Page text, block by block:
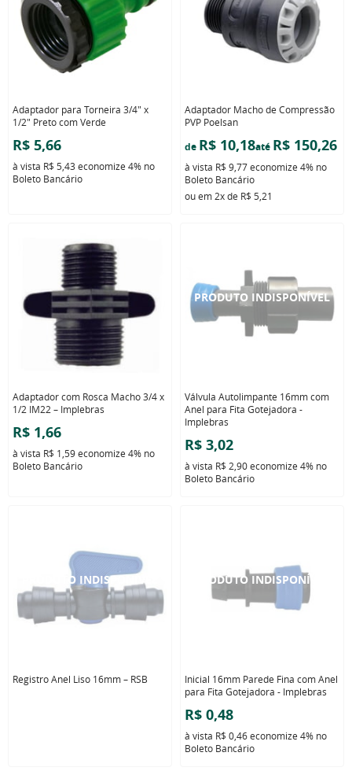
Adaptador para Torneira 3/4" x
1/2" Preto com Verde
R$ 5,66
à vista R$ 5,43 economize 4% no
Boleto Bancário
Adaptador Macho de Compressão
PVP Poelsan
de R$ 10,18até R$ 150,26
à vista R$ 9,77economize 4% no
Boleto Bancário
ou em 2xde R$ 5,21
Adaptador com Rosca Macho 3/4 x
1/2 IM22 – Implebras
R$ 1,66
à vista R$ 1,59economize 4% no
Boleto Bancário
Válvula Autolimpante 16mm com
Anel para Fita Gotejadora -
Implebras
R$ 3,02
à vista R$ 2,90economize 4% no
Boleto Bancário
Registro Anel Liso 16mm – RSB
Inicial 16mm Parede Fina com Anel
para Fita Gotejadora - Implebras
R$ 0,48
à vista R$ 0,46economize 4% no
Boleto Bancário